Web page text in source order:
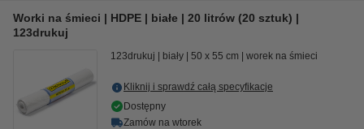
Worki na śmieci | HDPE | białe | 20 litrów (20 sztuk) |
123drukuj
123drukuj biały 50 x 55 cm worek na śmieci
Kliknij i sprawdź całą specyfikacje
Dostępny
Zamów na wtorek